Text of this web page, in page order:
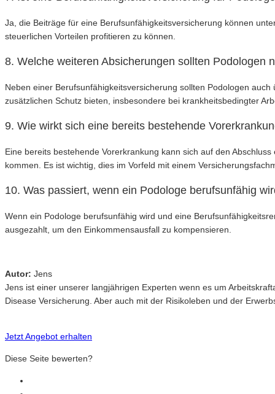
Ja, die Beiträge für eine Berufsunfähigkeitsversicherung können
steuerlichen Vorteilen profitieren zu können.
8. Welche weiteren Absicherungen sollten Podologen
Neben einer Berufsunfähigkeitsversicherung sollten Podologen
zusätzlichen Schutz bieten, insbesondere bei krankheitsbedingter
9. Wie wirkt sich eine bereits bestehende
Eine bereits bestehende Vorerkrankung kann sich auf den
kommen. Es ist wichtig, dies im Vorfeld mit einem
10. Was passiert, wenn ein Podologe berufsunfähig
Wenn ein Podologe berufsunfähig wird und eine
ausgezahlt, um den Einkommensausfall zu kompensieren.
Autor: Jens
Jens ist einer unserer langjährigen Experten wenn es um
Disease Versicherung. Aber auch mit der Risikoleben und der
Jetzt Angebot erhalten
Diese Seite bewerten?